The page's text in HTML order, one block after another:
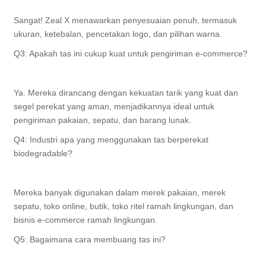
Sangat! Zeal X menawarkan penyesuaian penuh, termasuk
ukuran, ketebalan, pencetakan logo, dan pilihan warna.
Q3: Apakah tas ini cukup kuat untuk pengiriman e-commerce?
Ya. Mereka dirancang dengan kekuatan tarik yang kuat dan
segel perekat yang aman, menjadikannya ideal untuk
pengiriman pakaian, sepatu, dan barang lunak.
Q4: Industri apa yang menggunakan tas berperekat
biodegradable?
Mereka banyak digunakan dalam merek pakaian, merek
sepatu, toko online, butik, toko ritel ramah lingkungan, dan
bisnis e-commerce ramah lingkungan.
Q5: Bagaimana cara membuang tas ini?